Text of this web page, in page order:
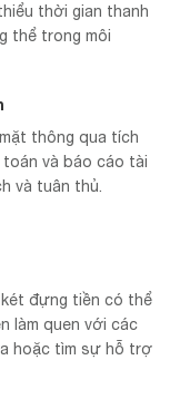
thời gian thanh
thể trong môi
thông qua tích
và báo cáo tài
và tuân thủ.
đựng tiền có thể
làm quen với các
hoặc tìm sự hỗ trợ